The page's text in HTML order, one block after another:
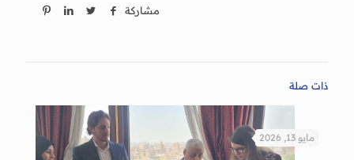
مشاركة
ذات صلة
مايو 13, 2026